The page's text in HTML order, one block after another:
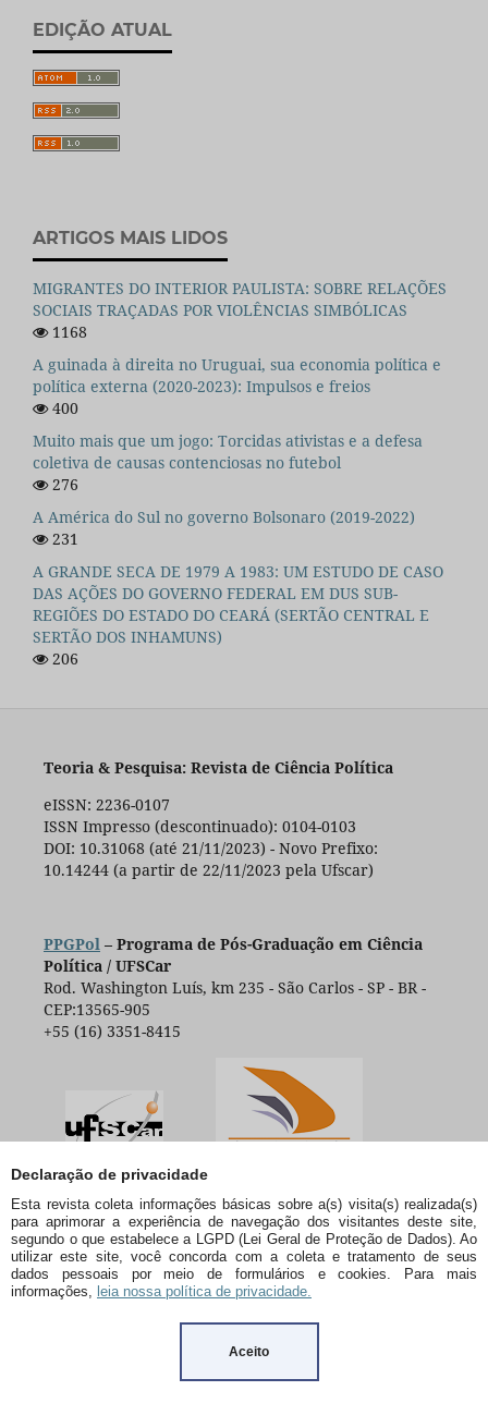
Declaração de privacidade
Esta revista coleta informações básicas sobre a(s) visita(s) realizada(s)
para aprimorar a experiência de navegação dos visitantes deste site,
segundo o que estabelece a LGPD (Lei Geral de Proteção de Dados). Ao
utilizar este site, você concorda com a coleta e tratamento de seus
dados pessoais por meio de formulários e cookies. Para mais
informações, leia nossa política de privacidade.
Aceito
EDIÇÃO ATUAL
ARTIGOS MAIS LIDOS
MIGRANTES DO INTERIOR PAULISTA: SOBRE RELAÇÕES
SOCIAIS TRAÇADAS POR VIOLÊNCIAS SIMBÓLICAS
1168
A guinada à direita no Uruguai, sua economia política e
política externa (2020-2023): Impulsos e freios
400
Muito mais que um jogo: Torcidas ativistas e a defesa
coletiva de causas contenciosas no futebol
276
A América do Sul no governo Bolsonaro (2019-2022)
231
A GRANDE SECA DE 1979 A 1983: UM ESTUDO DE CASO
DAS AÇÕES DO GOVERNO FEDERAL EM DUS SUB-
REGIÕES DO ESTADO DO CEARÁ (SERTÃO CENTRAL E
SERTÃO DOS INHAMUNS)
206
Teoria & Pesquisa: Revista de Ciência Política
eISSN: 2236-0107
ISSN Impresso (descontinuado): 0104-0103
DOI: 10.31068 (até 21/11/2023) - Novo Prefixo:
10.14244 (a partir de 22/11/2023 pela Ufscar)
PPGPol– Programa de Pós-Graduação em Ciência
Política / UFSCar
Rod. Washington Luís, km 235 - São Carlos - SP - BR -
CEP:13565-905
+55 (16) 3351-8415